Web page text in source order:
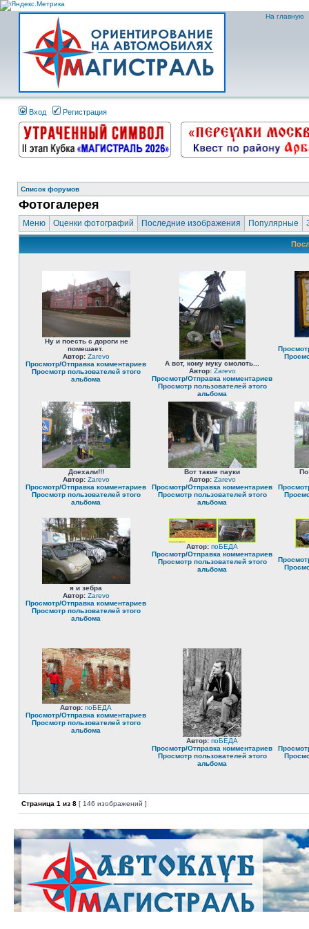
На главную
Вход Регистрация
Список форумов
Фотогалерея
Меню Оценки фотографий Последние изображения Популярные
Ну и поесть с дороги не
помешает.
Автор: Zarevo
Просмотр/Отправка комментариев
Просмотр пользователей этого
альбома
А вот, кому муку смолоть...
Автор: Zarevo
Просмотр/Отправка комментариев
Просмотр пользователей этого
альбома
Доехали!!!
Автор: Zarevo
Просмотр/Отправка комментариев
Просмотр пользователей этого
альбома
Вот такие пауки
Автор: Zarevo
Просмотр/Отправка комментариев
Просмотр пользователей этого
альбома
По
я и зебра
Автор: Zarevo
Просмотр/Отправка комментариев
Просмотр пользователей этого
альбома
Автор: поБЕДА
Просмотр/Отправка комментариев
Просмотр пользователей этого
альбома
Автор: поБЕДА
Просмотр/Отправка комментариев
Просмотр пользователей этого
альбома
Автор: поБЕДА
Просмотр/Отправка комментариев
Просмотр пользователей этого
альбома
Страница 1 из 8 [ 146 изображений ]